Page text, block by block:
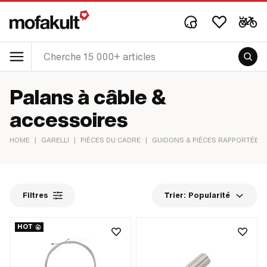
Palans à câble &
accessoires
HOME | GARELLI | PIÈCES DU CADRE | GUIDONS & PIÈCES RAPPORTÉES
Filtres Trier: Popularité
HOT